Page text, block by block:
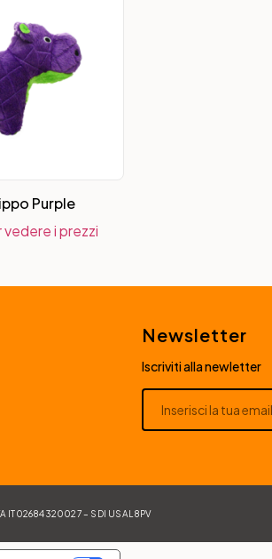
Purple
i prezzi
Newsletter
Iscriviti alla newletter
IT02684320027 – SDI USAL8PV